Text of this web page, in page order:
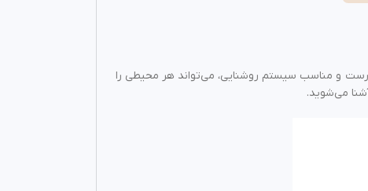
درست و مناسب سیستم روشنایی، می‌تواند هر محیطی را
می‌شوید.